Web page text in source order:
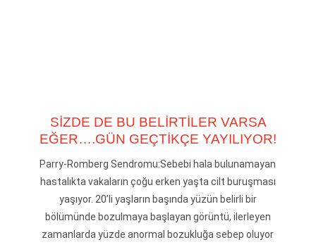
SİZDE DE BU BELİRTİLER VARSA
EĞER….GÜN GEÇTİKÇE YAYILIYOR!
Parry-Romberg Sendromu:Sebebi hala bulunamayan
hastalıkta vakaların çoğu erken yaşta cilt buruşması
yaşıyor. 20’li yaşların başında yüzün belirli bir
bölümünde bozulmaya başlayan görüntü, ilerleyen
zamanlarda yüzde anormal bozukluğa sebep oluyor